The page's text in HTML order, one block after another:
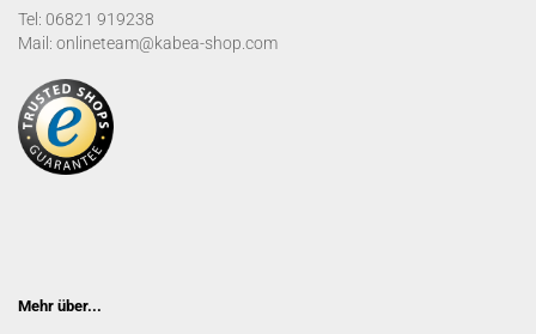
Tel: 06821 919238
Mail: onlineteam@kabea-shop.com
Mehr über...